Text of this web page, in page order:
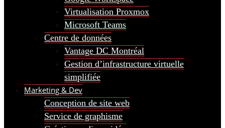
Virtualisation Proxmox
Microsoft Teams
Centre de données
Vantage DC Montréal
Gestion d’infrastructure virtuelle
simplifiée
Marketing & Dev
Conception de site web
Service de graphisme